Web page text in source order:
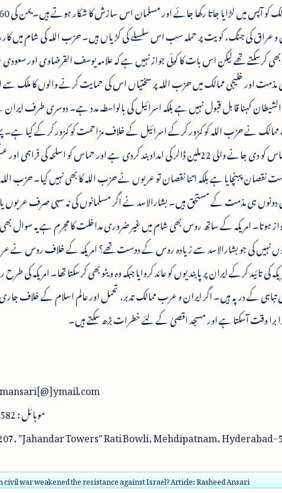
و عراق کی جنگ، کویت پر حملہ سب اس سلسلے کی کڑیاں ہیں۔ حزب اللہ کی شام میں
کرسکتے تھے لیکن اس بات کا کوئی جواز نہیں ہے کہ علامہ یوسف القرضاوی اور
مذمت اور خلیجی ممالک میں حزب اللہ پر سختیاں اس کی حمایت کرنے والوں کا ملک
کہنا قابل قبول نہیں ہے بلکہ اسرائیل کی بالواسطہ مدد ہے۔ دوسری طرف
نے حزب اللہ کو کمزور کرکے اسرائیل کے خلاف مزاحمت کو کمزور کرکے کیا ہے۔
شام سے حماس کا خروج کیا پھر ایران جے حماس کو دی جانے والی 22ملین ڈالر کی امداد بند کردی ہے اور حماس کو اسلحہ کی
نقصان پہنچایا ہے بلکہ اتنا نقصان تو عربوں نے حزب اللہ کا بھی نہیں کیا۔ حزب
ہی مذمت کے مستحق ہیں۔ بشارالاسد نے اگر مسلمانوں کی نہ سہی صرف عربوں
ہوتا۔ امریکہ کے ساتھ روس بھی شام میں غیر ضروری مداخلت کا مجرم ہے یہ سوال
نہیں کی جو بشارالاسد سے زیادہ روس کے دوست تھے؟ امریکہ کے خلاف روس نے
کرکے ایران پر پابندیوں کو عائد کروایا جبکہ وہ ویٹو بھی کرسکتا تھا۔ امریکہ کی
کے درپہ ہیں۔ اگر ایران و عرب ممالک تدبر، تحمل اور عالم اسلام کے خلاف
بڑا برا وقت آسکتا ہے اور مسجد اقصیٰ کے لئے خطرات بڑھ سکتے ہیں۔
موبائل : 9949466582
"Jahandar Towers" Rati Bowli, Mehdipatnam, Hyderabad-
war weakened the resistance against Israel? Article: Rasheed Ansari